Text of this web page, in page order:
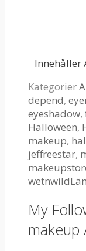
Innehåller
Kategorier
depend,
eyeshadow,
Halloween,
makeup,
jeffreestar,
wetnwild
My
makeup